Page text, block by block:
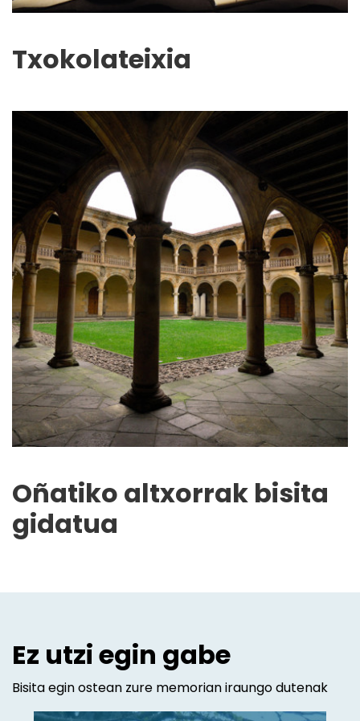
Txokolateixia
Oñatiko altxorrak bisita
gidatua
Ez utzi egin gabe
Bisita egin ostean zure memorian iraungo dutenak